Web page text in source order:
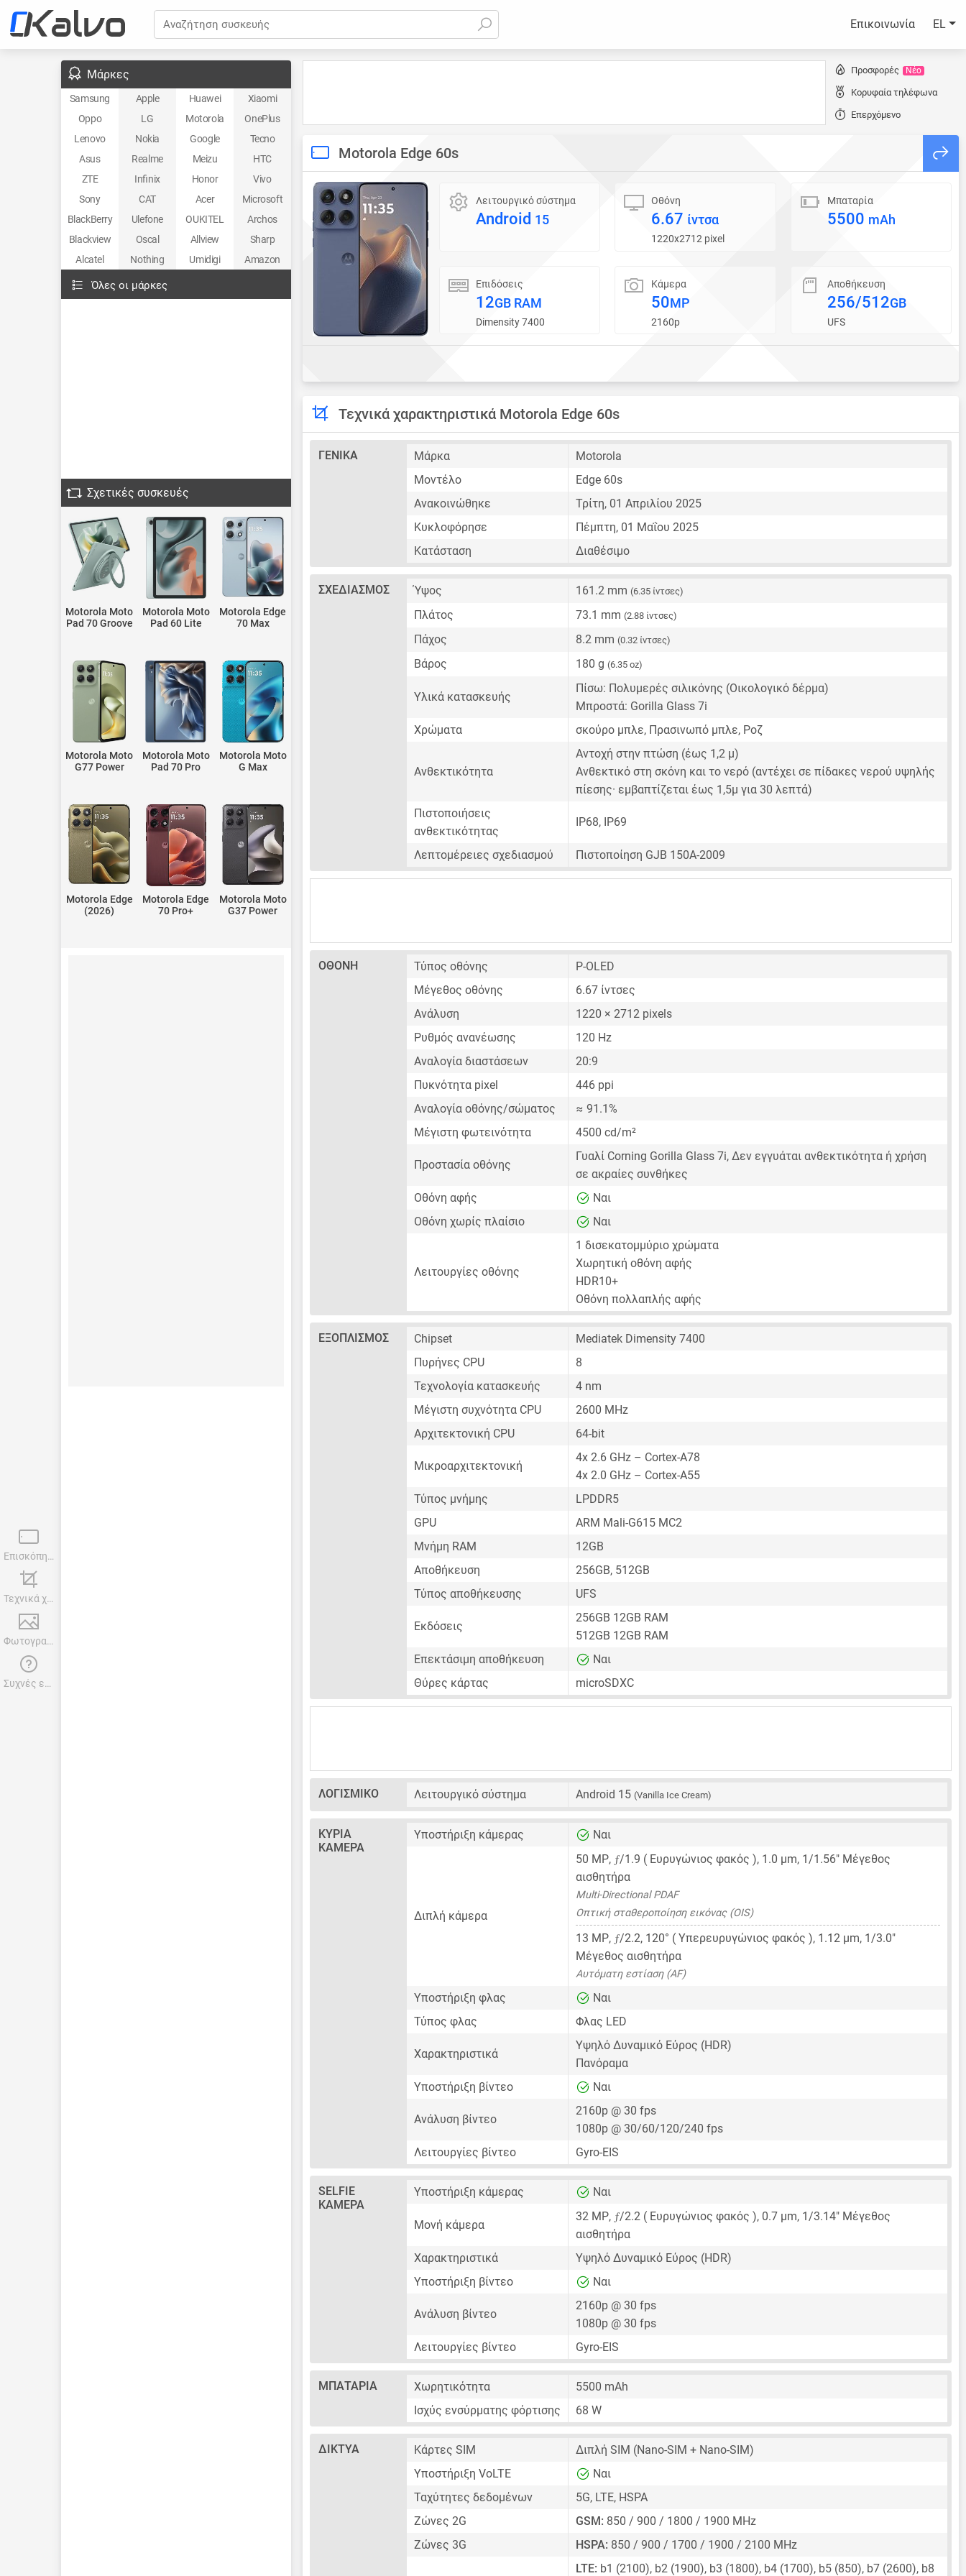
Επικοινωνία EL
Αναζήτηση συσκευής
Προσφορές Νέο
Κορυφαία τηλέφωνα
Επερχόμενο
Motorola Edge 60s
Λειτουργικό σύστημα
Android 15
Οθόνη
6.67 ίντσα
1220x2712 pixel
Μπαταρία
5500 mAh
Επιδόσεις
12GB RAM
Dimensity 7400
Κάμερα
50MP
2160p
Αποθήκευση
256/512GB
UFS
Τεχνικά χαρακτηριστικά Motorola Edge 60s
ΓΕΝΙΚΆ Μάρκα
Motorola
Μοντέλο
Edge 60s
Ανακοινώθηκε
Τρίτη, 01 Απριλίου 2025
Κυκλοφόρησε
Πέμπτη, 01 Μαΐου 2025
Κατάσταση
Διαθέσιμο
ΣΧΕΔΙΑΣΜΌΣ Ύψος 161.2 mm (6.35 ίντσες)
Πλάτος 73.1 mm (2.88 ίντσες)
Πάχος 8.2 mm (0.32 ίντσες)
Βάρος 180 g (6.35 oz)
Υλικά κατασκευής
Πίσω: Πολυμερές σιλικόνης (Οικολογικό δέρμα)
Μπροστά: Gorilla Glass 7i
Χρώματα
σκούρο μπλε, Πρασινωπό μπλε, Ροζ
Ανθεκτικότητα
Αντοχή στην πτώση (έως 1,2 μ)
Ανθεκτικό στη σκόνη και το νερό (αντέχει σε πίδακες νερού υψηλής
πίεσης· εμβαπτίζεται έως 1,5μ για 30 λεπτά)
Πιστοποιήσεις
ανθεκτικότητας
IP68, IP69
Λεπτομέρειες σχεδιασμού Πιστοποίηση GJB 150A-2009
ΟΘΌΝΗ Τύπος οθόνης
P-OLED
Μέγεθος οθόνης
6.67 ίντσες
Ανάλυση
1220 × 2712 pixels
Ρυθμός ανανέωσης
120 Hz
Αναλογία διαστάσεων
20:9
Πυκνότητα pixel
446 ppi
Αναλογία οθόνης/σώματος
≈ 91.1%
Μέγιστη φωτεινότητα
4500 cd/m²
Προστασία οθόνης
Γυαλί Corning Gorilla Glass 7i, Δεν εγγυάται ανθεκτικότητα ή χρήση
σε ακραίες συνθήκες
Οθόνη αφής
Ναι
Οθόνη χωρίς πλαίσιο
Ναι
Λειτουργίες οθόνης
1 δισεκατομμύριο χρώματα
Χωρητική οθόνη αφής
HDR10+
Οθόνη πολλαπλής αφής
ΕΞΟΠΛΙΣΜΌΣ Chipset
Mediatek Dimensity 7400
Πυρήνες CPU
8
Τεχνολογία κατασκευής
4 nm
Μέγιστη συχνότητα CPU
2600 MHz
Αρχιτεκτονική CPU
64-bit
Μικροαρχιτεκτονική
4x 2.6 GHz – Cortex-A78
4x 2.0 GHz – Cortex-A55
Τύπος μνήμης
LPDDR5
GPU
ARM Mali-G615 MC2
Μνήμη RAM
12GB
Αποθήκευση
256GB, 512GB
Τύπος αποθήκευσης
UFS
Εκδόσεις
256GB 12GB RAM
512GB 12GB RAM
Επεκτάσιμη αποθήκευση
Ναι
Θύρες κάρτας
microSDXC
ΛΟΓΙΣΜΙΚΌ Λειτουργικό σύστημα Android 15 (Vanilla Ice Cream)
ΚΎΡΙΑ
ΚΆΜΕΡΑ
Υποστήριξη κάμερας Ναι
Διπλή κάμερα
50 MP, ƒ/1.9 ( Ευρυγώνιος φακός ), 1.0 μm, 1/1.56" Μέγεθος
αισθητήρα
Multi-Directional PDAF
Οπτική σταθεροποίηση εικόνας (OIS)
13 MP, ƒ/2.2, 120° ( Υπερευρυγώνιος φακός ), 1.12 μm, 1/3.0"
Μέγεθος αισθητήρα
Αυτόματη εστίαση (AF)
Υποστήριξη φλας
Ναι
Τύπος φλας
Φλας LED
Χαρακτηριστικά
Υψηλό Δυναμικό Εύρος (HDR)
Πανόραμα
Υποστήριξη βίντεο
Ναι
Ανάλυση βίντεο
2160p @ 30 fps
1080p @ 30/60/120/240 fps
Λειτουργίες βίντεο
Gyro-EIS
SELFIE
ΚΆΜΕΡΑ
Υποστήριξη κάμερας Ναι
Μονή κάμερα
32 MP, ƒ/2.2 ( Ευρυγώνιος φακός ), 0.7 μm, 1/3.14" Μέγεθος
αισθητήρα
Χαρακτηριστικά
Υψηλό Δυναμικό Εύρος (HDR)
Υποστήριξη βίντεο
Ναι
Ανάλυση βίντεο
2160p @ 30 fps
1080p @ 30 fps
Λειτουργίες βίντεο
Gyro-EIS
ΜΠΑΤΑΡΊΑ Χωρητικότητα
5500 mAh
Ισχύς ενσύρματης φόρτισης
68 W
ΔΊΚΤΥΑ Κάρτες SIM Διπλή SIM (Nano-SIM + Nano-SIM)
Υποστήριξη VoLTE
Ναι
Ταχύτητες δεδομένων
5G, LTE, HSPA
Ζώνες 2G
GSM: 850 / 900 / 1800 / 1900 MHz
Ζώνες 3G
HSPA: 850 / 900 / 1700 / 1900 / 2100 MHz
LTE: b1 (2100), b2 (1900), b3 (1800), b4 (1700), b5 (850), b7 (2600), b8
Μάρκες
Samsung Apple Huawei
Xiaomi
Oppo
LG Motorola
OnePlus
Lenovo
Nokia Google
Tecno
Asus
Realme Meizu
HTC
ZTE
Infinix Honor
Vivo
Sony
CAT Acer
Microsoft
BlackBerry
Ulefone OUKITEL
Archos
Blackview
Oscal Allview
Sharp
Alcatel
Nothing Umidigi Amazon
Όλες οι μάρκες
Σχετικές συσκευές
Motorola Moto
Pad 70 Groove
Motorola Moto
Pad 60 Lite
Motorola Edge
70 Max
Motorola Moto
G77 Power
Motorola Moto
Pad 70 Pro
Motorola Moto
G Max
Motorola Edge
(2026)
Motorola Edge
70 Pro+
Motorola Moto
G37 Power
Επισκόπηση
Τεχνικά χαρακτηριστικά
Φωτογραφίες
Συχνές ερωτήσεις